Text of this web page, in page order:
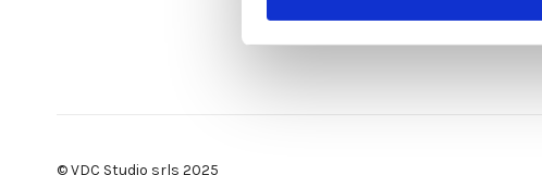
© VDC Studio srls 2025